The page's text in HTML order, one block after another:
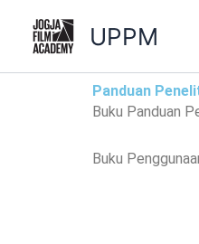
konten
UPPM
Panduan
Buku Panduan
Buku